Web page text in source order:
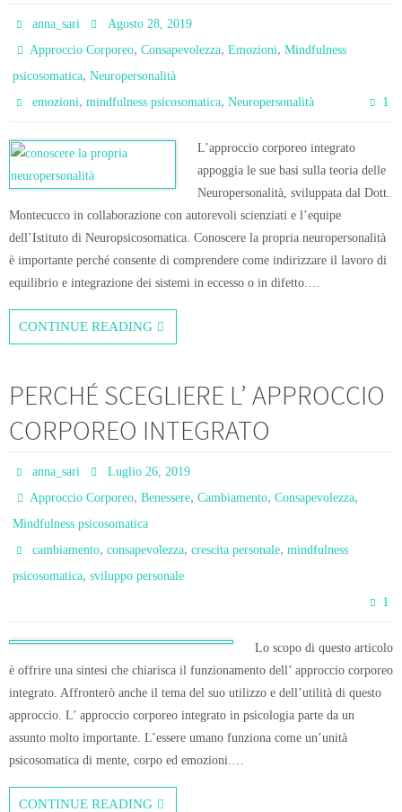
anna_sari
Agosto 28, 2019
Approccio Corporeo,Consapevolezza,Emozioni,Mindfulness
psicosomatica, Neuropersonalità
emozioni,mindfulness psicosomatica,Neuropersonalità 1
L’approccio corporeo integrato
appoggia le sue basi sulla teoria delle
Neuropersonalità, sviluppata dal Dott.
Montecucco in collaborazione con autorevoli scienziati e l’equipe
dell’Istituto di Neuropsicosomatica. Conoscere la propria neuropersonalità
è importante perché consente di comprendere come indirizzare il lavoro di
equilibrio e integrazione dei sistemi in eccesso o in difetto.…
CONTINUE READING
PERCHÉ SCEGLIERE L’ APPROCCIO
CORPOREO INTEGRATO
anna_sari
Luglio 26, 2019
Approccio Corporeo,Benessere,Cambiamento,Consapevolezza,
Mindfulness psicosomatica
cambiamento,consapevolezza,crescita personale,mindfulness
psicosomatica, sviluppo personale
1
Lo scopo di questo articolo
è offrire una sintesi che chiarisca il funzionamento dell’ approccio corporeo
integrato. Affronterò anche il tema del suo utilizzo e dell’utilità di questo
approccio. L’ approccio corporeo integrato in psicologia parte da un
assunto molto importante. L’essere umano funziona come un’unità
psicosomatica di mente, corpo ed emozioni.…
CONTINUE READING